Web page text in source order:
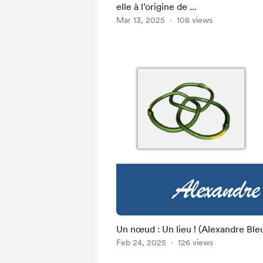
elle à l’origine de ...
Mar 13, 2025 108 views
Un nœud : Un lieu ! (Alexandre
Feb 24, 2025 126 views